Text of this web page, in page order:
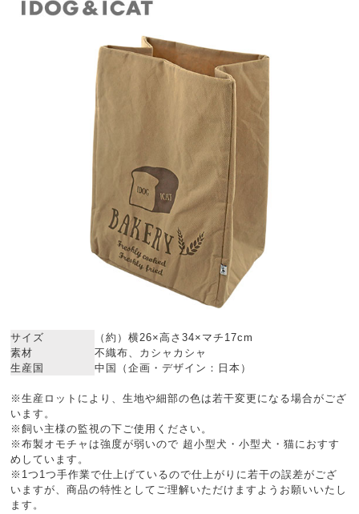
サイズ
（約）横26×高さ34×マチ17cm
素材
不織布、カシャカシャ
生産国
中国（企画・デザイン：日本）
※生産ロットにより、生地や細部の色は若干変更になる場合がござ
います。
※飼い主様の監視の下ご使用ください。
※布製オモチャは強度が弱いので 超小型犬・小型犬・猫におすす
めしています。
※1つ1つ手作業で仕上げているので仕上がりに若干の誤差がござ
いますが、商品の特性としてご理解いただけますようお願いいたし
ます。